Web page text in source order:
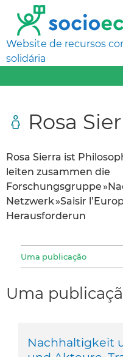
Website de recursos
solidária
Rosa
Rosa Sierra ist
leiten zusammen die
Forschungsgruppe
Netzwerk »Saisir
Herausforderun
Uma publicação
Uma
Nachhaltigkeit